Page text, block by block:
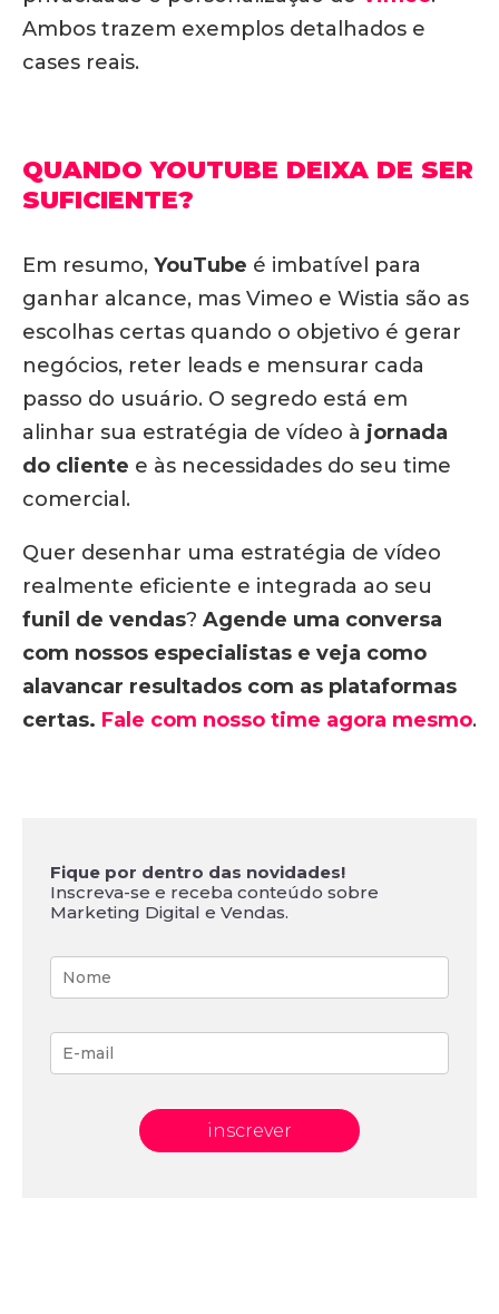
Ambos trazem exemplos detalhados e
cases reais.
QUANDO YOUTUBE DEIXA DE SER
SUFICIENTE?
Em resumo, YouTube é imbatível para
ganhar alcance, mas Vimeo e Wistia são as
escolhas certas quando o objetivo é gerar
negócios, reter leads e mensurar cada
passo do usuário. O segredo está em
alinhar sua estratégia de vídeo à jornada
do cliente e às necessidades do seu time
comercial.
Quer desenhar uma estratégia de vídeo
realmente eficiente e integrada ao seu
funil de vendas? Agende uma conversa
com nossos especialistas e veja como
alavancar resultados com as plataformas
certas. Fale com nosso time agora mesmo.
Fique por dentro das novidades!
Inscreva-se e receba conteúdo sobre
Marketing Digital e Vendas.
inscrever